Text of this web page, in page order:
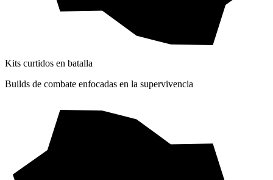
Kits curtidos en batalla
Builds de combate enfocadas en la supervivencia